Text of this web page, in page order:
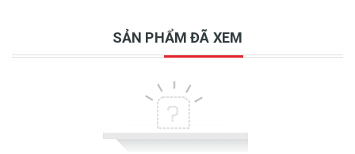
SẢN PHẨM ĐÃ XEM